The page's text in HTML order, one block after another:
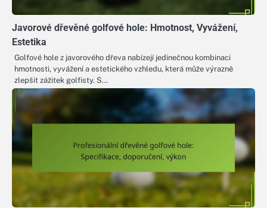
Javorové dřevěné golfové hole: Hmotnost, Vyvážení,
Estetika
Golfové hole z javorového dřeva nabízejí jedinečnou kombinaci
hmotnosti, vyvážení a estetického vzhledu, která může výrazně
zlepšit zážitek golfisty. S…